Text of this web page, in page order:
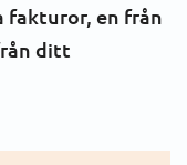
fakturor, en från
ditt